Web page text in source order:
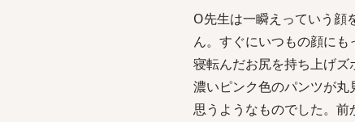
O先生は一瞬えっていう顔
ん。すぐにいつもの顔にも
寝転んだお尻を持ち上げズ
濃いピンク色のパンツが丸
思うようなものでした。